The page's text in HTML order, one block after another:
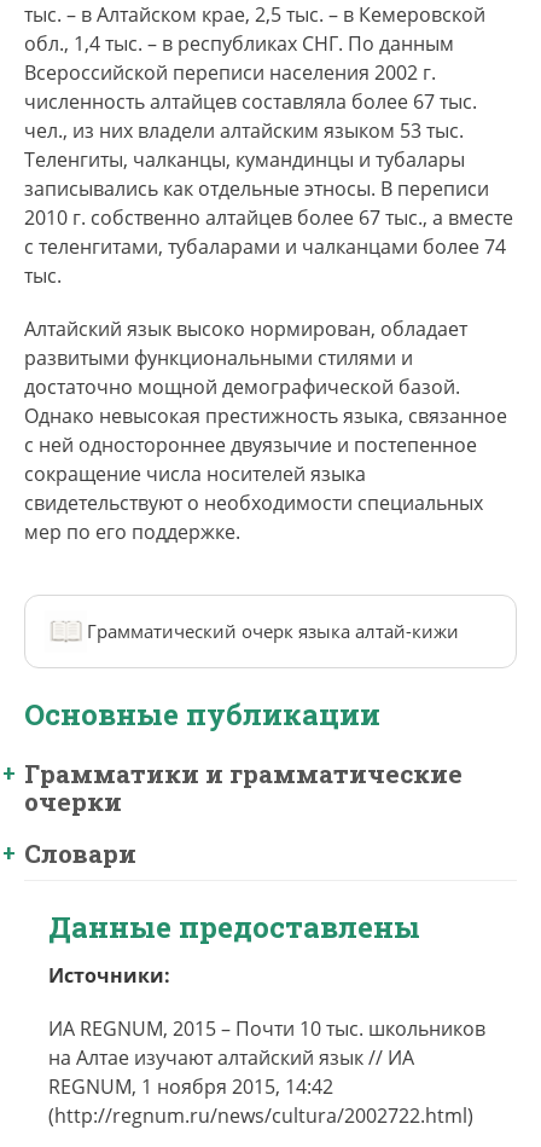
тыс. – в Алтайском крае, 2,5 тыс. – в Кемеровской
обл., 1,4 тыс. – в республиках СНГ. По данным
Всероссийской переписи населения 2002 г.
численность алтайцев составляла более 67 тыс.
чел., из них владели алтайским языком 53 тыс.
Теленгиты, чалканцы, кумандинцы и тубалары
записывались как отдельные этносы. В переписи
2010 г. собственно алтайцев более 67 тыс., а вместе
с теленгитами, тубаларами и чалканцами более 74
тыс.
Алтайский язык высоко нормирован, обладает
развитыми функциональными стилями и
достаточно мощной демографической базой.
Однако невысокая престижность языка, связанное
с ней одностороннее двуязычие и постепенное
сокращение числа носителей языка
свидетельствуют о необходимости специальных
мер по его поддержке.
Грамматический очерк языка алтай-кижи
Основные публикации
Грамматики и грамматические
очерки
Словари
Данные предоставлены
Источники:
ИА REGNUM, 2015 – Почти 10 тыс. школьников
на Алтае изучают алтайский язык // ИА
REGNUM, 1 ноября 2015, 14:42
(http://regnum.ru/news/cultura/2002722.html)